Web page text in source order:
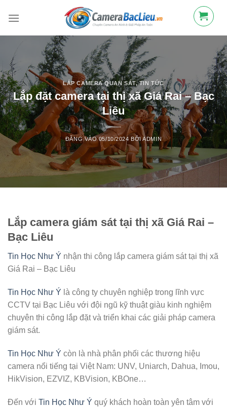
qua
LẮP CAMERA QUAN SÁT,TIN TỨC
Lắp đặt camera tại thị xã Giá Rai – Bạc
Liêu
ĐĂNG VÀO05/10/2024 BỞIADMIN
Lắp camera giám sát tại thị xã Giá Rai –
Bạc Liêu
Tin Học Như Ý nhận thi công lắp camera giám sát tại thị xã
Giá Rai – Bạc Liêu
Tin Học Như Ý là công ty chuyên nghiệp trong lĩnh vực
CCTV tại Bạc Liêu với đội ngũ kỹ thuật giàu kinh nghiệm
chuyên thi công lắp đặt và triển khai các giải pháp camera
giám sát.
Tin Học Như Ý còn là nhà phân phối các thương hiệu
camera nổi tiếng tại Việt Nam: UNV, Uniarch, Dahua, Imou,
HikVision, EZVIZ, KBVision, KBOne…
Đến với Tin Học Như Ý quý khách hoàn toàn yên tâm với